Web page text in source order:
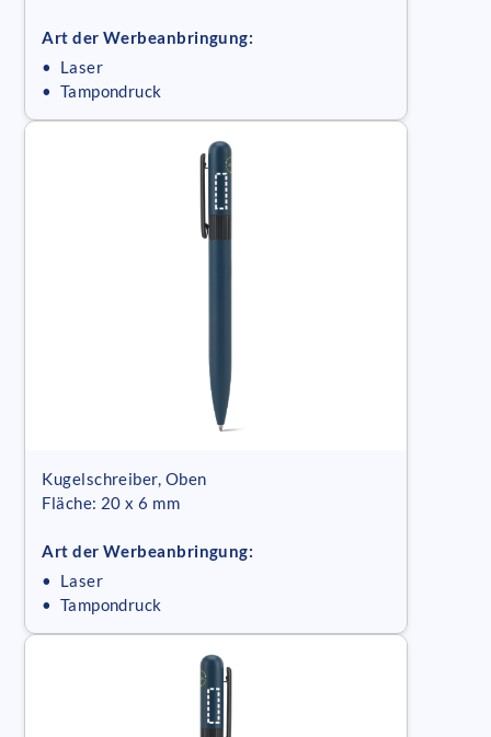
Art der Werbeanbringung:
• Laser
• Tampondruck
Kugelschreiber, Oben
Fläche: 20 x 6 mm
Art der Werbeanbringung:
• Laser
• Tampondruck